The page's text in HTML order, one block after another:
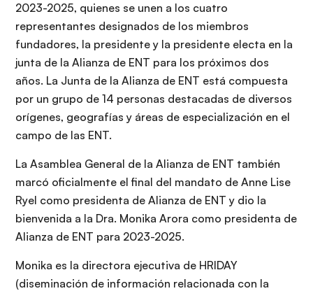
2023-2025, quienes se unen a los cuatro
representantes designados de los miembros
fundadores, la presidente y la presidente electa en la
junta de la Alianza de ENT para los próximos dos
años. La Junta de la Alianza de ENT está compuesta
por un grupo de 14 personas destacadas de diversos
orígenes, geografías y áreas de especialización en el
campo de las ENT.
La Asamblea General de la Alianza de ENT también
marcó oficialmente el final del mandato de Anne Lise
Ryel como presidenta de Alianza de ENT y dio la
bienvenida a la Dra. Monika Arora como presidenta de
Alianza de ENT para 2023-2025.
Monika es la directora ejecutiva de HRIDAY
(diseminación de información relacionada con la